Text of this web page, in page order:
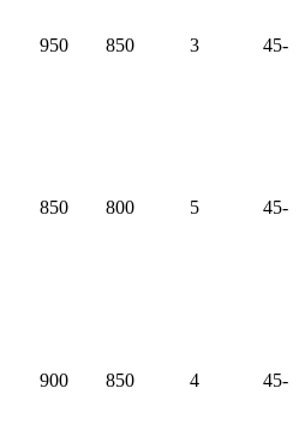
950 850 3 45-
850 800 5 45-
900 850 4 45-